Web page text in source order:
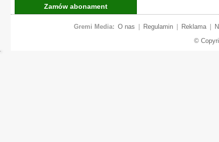
Zamów abonament
Gremi Media: O nas Regulamin Reklama
©